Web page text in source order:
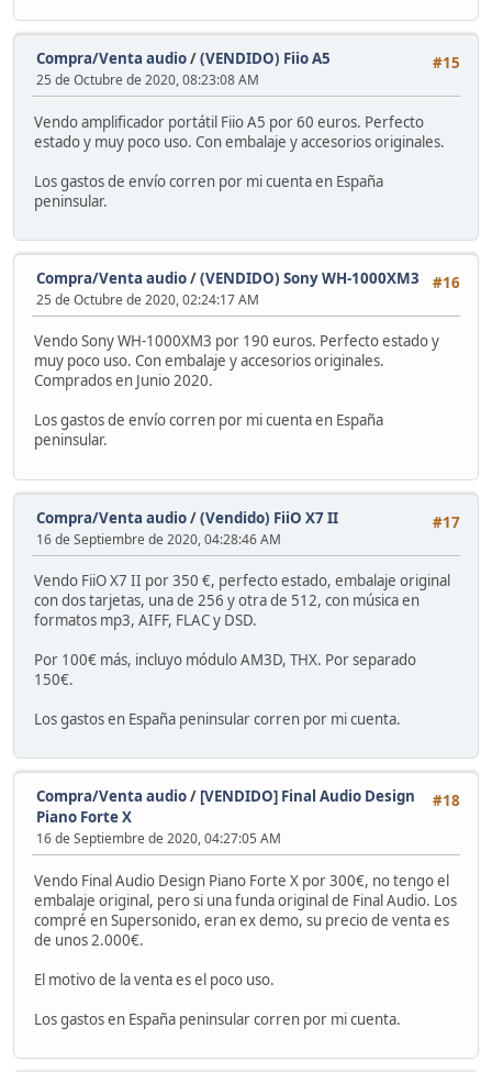
#15
Compra/Venta audio/(VENDIDO) Fiio A5
25 de Octubre de 2020, 08:23:08 AM
Vendo amplificador portátil Fiio A5 por 60 euros. Perfecto
estado y muy poco uso. Con embalaje y accesorios originales.
Los gastos de envío corren por mi cuenta en España
peninsular.
#16
Compra/Venta audio/(VENDIDO) Sony WH-1000XM3
25 de Octubre de 2020, 02:24:17 AM
Vendo Sony WH-1000XM3 por 190 euros. Perfecto estado y
muy poco uso. Con embalaje y accesorios originales.
Comprados en Junio 2020.
Los gastos de envío corren por mi cuenta en España
peninsular.
#17
Compra/Venta audio/(Vendido) FiiO X7 II
16 de Septiembre de 2020, 04:28:46 AM
Vendo FiiO X7 II por 350 €, perfecto estado, embalaje original
con dos tarjetas, una de 256 y otra de 512, con música en
formatos mp3, AIFF, FLAC y DSD.
Por 100€ más, incluyo módulo AM3D, THX. Por separado
150€.
Los gastos en España peninsular corren por mi cuenta.
#18
Compra/Venta audio/ [VENDIDO] Final Audio Design
Piano Forte X
16 de Septiembre de 2020, 04:27:05 AM
Vendo Final Audio Design Piano Forte X por 300€, no tengo el
embalaje original, pero si una funda original de Final Audio. Los
compré en Supersonido, eran ex demo, su precio de venta es
de unos 2.000€.
El motivo de la venta es el poco uso.
Los gastos en España peninsular corren por mi cuenta.